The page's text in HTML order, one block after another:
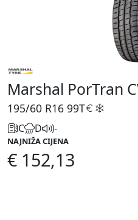
Marshal PorTran
195/60 R16 99T
C D -
NAJNIŽA CIJENA
€ 152,13